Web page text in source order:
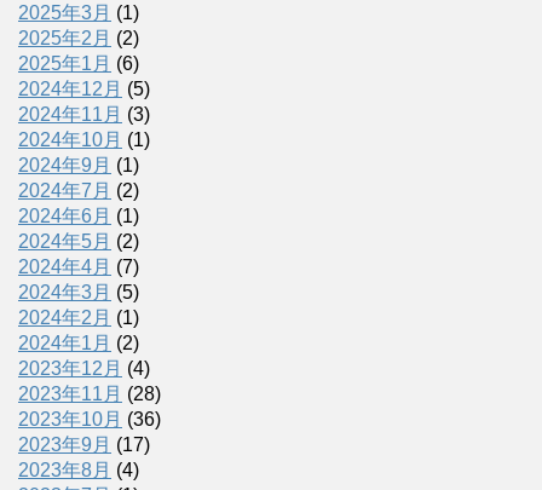
2025年3月 (1)
2025年2月 (2)
2025年1月 (6)
2024年12月 (5)
2024年11月 (3)
2024年10月 (1)
2024年9月 (1)
2024年7月 (2)
2024年6月 (1)
2024年5月 (2)
2024年4月 (7)
2024年3月 (5)
2024年2月 (1)
2024年1月 (2)
2023年12月 (4)
2023年11月 (28)
2023年10月 (36)
2023年9月 (17)
2023年8月 (4)